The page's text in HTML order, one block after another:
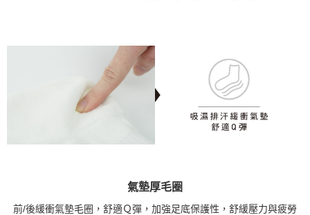
氣墊厚毛圈
前/後緩衝氣墊毛圈，舒適Ｑ彈，加強足底保護性，舒緩壓力與疲勞